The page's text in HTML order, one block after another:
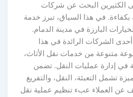
البحث عن شركات
في هذا السياق، تبرز خدمة
البارزة في مدينة الدمام.
الشركات الرائدة في هذا
متنوعة من خدمات نقل الأثاث،
إدارة عمليات النقل. تضمن
تشمل التعبئة، النقل، والتفريغ
عن العملاء عبء تنظيم عملية نقل